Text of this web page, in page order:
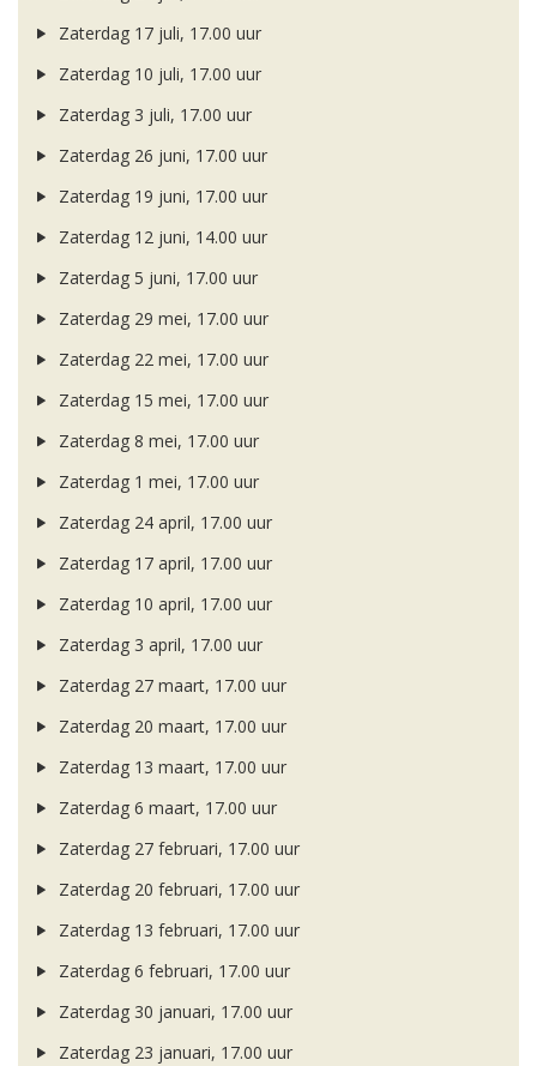
Zaterdag 17 juli, 17.00 uur
Zaterdag 10 juli, 17.00 uur
Zaterdag 3 juli, 17.00 uur
Zaterdag 26 juni, 17.00 uur
Zaterdag 19 juni, 17.00 uur
Zaterdag 12 juni, 14.00 uur
Zaterdag 5 juni, 17.00 uur
Zaterdag 29 mei, 17.00 uur
Zaterdag 22 mei, 17.00 uur
Zaterdag 15 mei, 17.00 uur
Zaterdag 8 mei, 17.00 uur
Zaterdag 1 mei, 17.00 uur
Zaterdag 24 april, 17.00 uur
Zaterdag 17 april, 17.00 uur
Zaterdag 10 april, 17.00 uur
Zaterdag 3 april, 17.00 uur
Zaterdag 27 maart, 17.00 uur
Zaterdag 20 maart, 17.00 uur
Zaterdag 13 maart, 17.00 uur
Zaterdag 6 maart, 17.00 uur
Zaterdag 27 februari, 17.00 uur
Zaterdag 20 februari, 17.00 uur
Zaterdag 13 februari, 17.00 uur
Zaterdag 6 februari, 17.00 uur
Zaterdag 30 januari, 17.00 uur
Zaterdag 23 januari, 17.00 uur